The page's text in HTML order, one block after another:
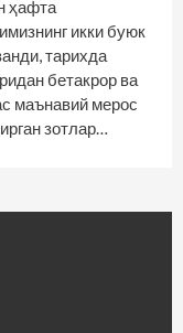
ҳафта
икки буюк
тарихда
бетакрор ва
маънавий мерос
зотлар…